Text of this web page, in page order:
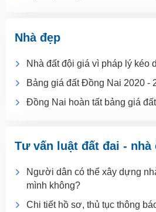
Nhà đẹp
Nhà đất đội giá vì pháp lý kéo
Bảng giá đất Đồng Nai 2020 -
Đồng Nai hoàn tất bảng giá
Tư vấn luật đất đai - nhà
Người dân có thể xây dựng
mình không?
Chi tiết hồ sơ, thủ tục thông